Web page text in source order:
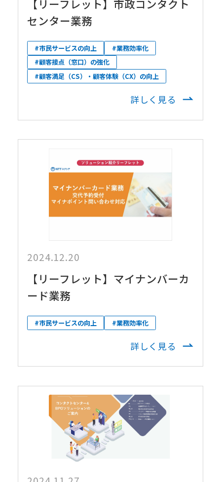
【リーフレット】市政コンタクト
センター業務
#市民サービスの向上
#業務効率化
#顧客接点（窓口）の強化
#顧客満足（CS）・顧客体験（CX）の向上
詳しく見る
2024.12.20
【リーフレット】マイナンバーカ
ード業務
#市民サービスの向上 #業務効率化
詳しく見る